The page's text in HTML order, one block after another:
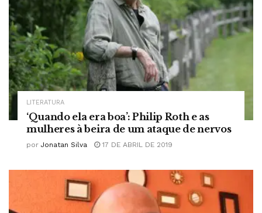
LITERATURA
‘Quando ela era boa’: Philip Roth e as
mulheres à beira de um ataque de nervos
por Jonatan Silva 17 DE ABRIL DE 2019